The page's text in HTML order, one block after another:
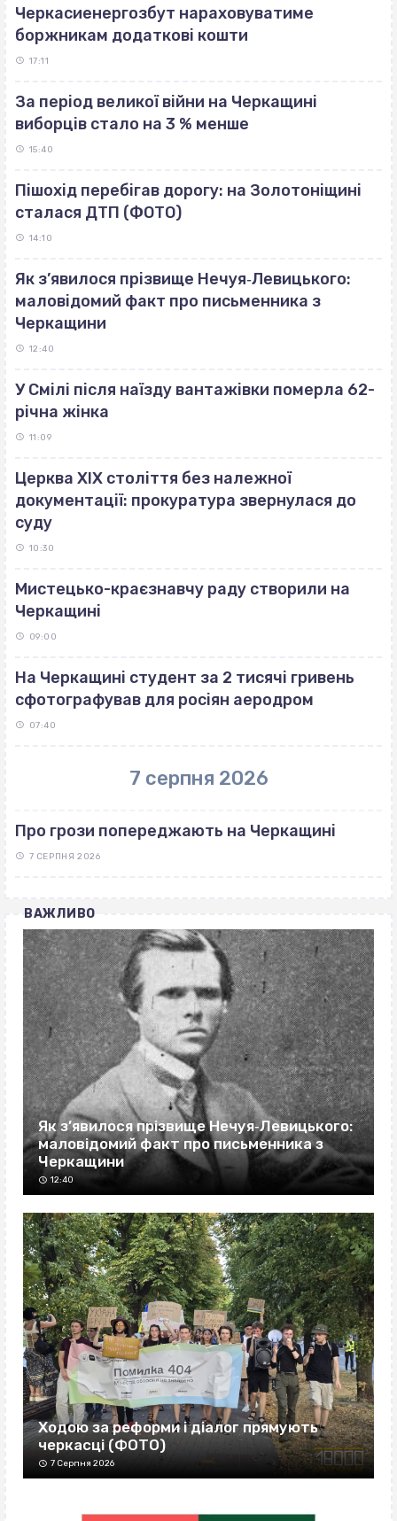
Черкасиенергозбут нараховуватиме
боржникам додаткові кошти
17:11
За період великої війни на Черкащині
виборців стало на 3 % менше
15:40
Пішохід перебігав дорогу: на Золотоніщині
сталася ДТП (ФОТО)
14:10
Як з’явилося прізвище Нечуя‐Левицького:
маловідомий факт про письменника з
Черкащини
12:40
У Смілі після наїзду вантажівки померла 62-
річна жінка
11:09
Церква ХІХ століття без належної
документації: прокуратура звернулася до
суду
10:30
Мистецько-краєзнавчу раду створили на
Черкащині
09:00
На Черкащині студент за 2 тисячі гривень
сфотографував для росіян аеродром
07:40
7 серпня 2026
Про грози попереджають на Черкащині
7 СЕРПНЯ 2026
ВАЖЛИВО
Як з’явилося прізвище Нечуя‐Левицького:
маловідомий факт про письменника з
Черкащини
12:40
Ходою за реформи і діалог прямують
черкасці (ФОТО)
7 Серпня 2026